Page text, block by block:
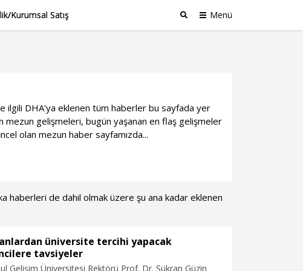
Kurumsal Satış Menü
ilgili DHA'ya eklenen tüm haberler bu sayfada yer
mezun gelişmeleri, bugün yaşanan en flaş gelişmeler
olan mezun haber sayfamızda...
haberleri de dahil olmak üzere şu ana kadar eklenen
üniversite tercihi yapacak
tavsiyeler
Gelişim Üniversitesi Rektörü Prof. Dr. Şükran Güzin